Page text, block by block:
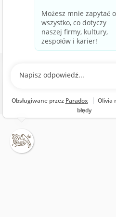
Nestle.com
© 2023 Nestlé |